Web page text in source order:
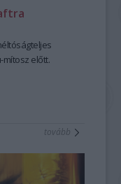
mítosz előtt.
tovább